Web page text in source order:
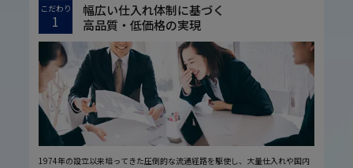
こだわり
1
幅広い仕入れ体制に基づく
高品質・低価格の実現
1974年の設立以来培ってきた圧倒的な流通経路を駆使し、大量仕入れや国内